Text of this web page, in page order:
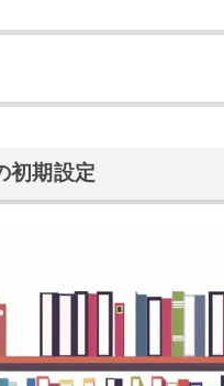
初期設定